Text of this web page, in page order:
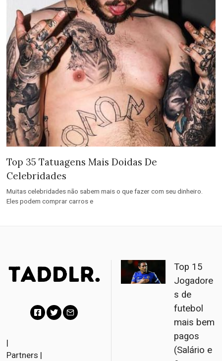
Top 35 Tatuagens Mais Doidas De
Celebridades
Muitas celebridades não sabem mais o que fazer com seu dinheiro.
Eles podem comprar carros e
c
|
Partners |
Top 15
Jogadore
s de
futebol
mais bem
pagos
(Salário e